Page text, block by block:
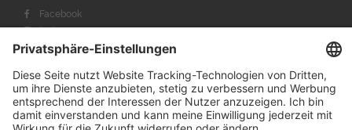
Facebook
Instagram
Youtube